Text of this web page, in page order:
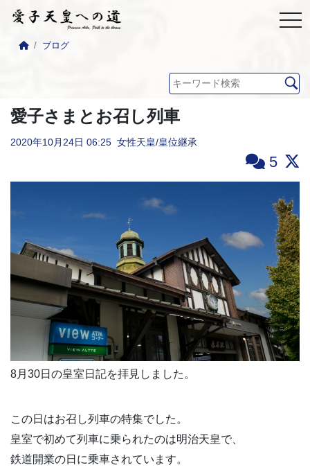
ブログ
愛子さまとお召し列車
2020年10月24日 06:25 女性天皇/皇位継承
5
8月30日の皇室日記を拝見しました。
この日はお召し列車の特集でした。
皇室で初めて列車に乗られたのは明治天皇で、
鉄道開業の日に乗車されています。